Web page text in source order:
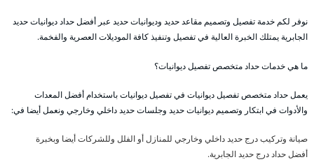
نوفر لكم خدمة تفصيل وتصميم مقاعد حديد وديوانيات حديد عبر أفضل حداد ديوانيات حديد
الجابرية يمتلك الخبرة العالية في تفصيل وتنفيذ كافة الموديلات العصرية والفخمة.
ما هي خدمات حداد متخصص تفصيل ديوانيات؟
يعمل حداد متخصص تفصيل ديوانيات في تفصيل ديوانيات باستخدام أفضل المعدات
والأدوات في ابتكار وتصميم ديوانيات حديد وجلسات حديد داخلي وخارجي ونعمل أيضا في:
صيانة وتركيب درج حديد داخلي وخارجي للمنازل أو الفلل وللشركات أيضا وبخبرة
أفضل حداد درج حديد الجابرية.